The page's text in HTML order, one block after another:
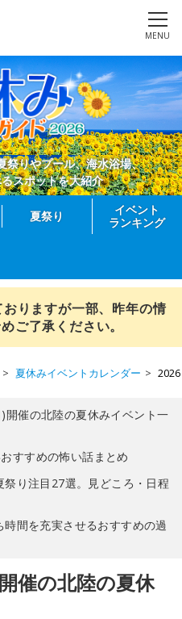
MENU
祭りやプール、海水浴場、
スポットを大紹介
夏祭り
イベント
ランキング
りますが一部、昨年の情
ご了承ください。
夏休みイベントカレンダー
催の北陸の夏休みイベント一
すすめの怖い話まとめ
祭り注目27選。見どころ・日程
時間を充実させるおすすめの過
催の北陸の夏休